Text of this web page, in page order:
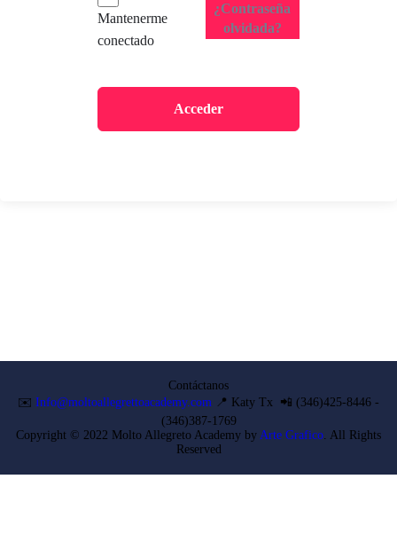
Mantenerme
conectado
¿Contraseña
olvidada?
Acceder
Contáctanos
✉️ Info@moltoallegrettoacademy.com 📍 Katy Tx 📲 (346)425-8446 -
(346)387-1769
Copyright © 2022 Molto Allegreto Academy by Arte Grafico. All Rights
Reserved